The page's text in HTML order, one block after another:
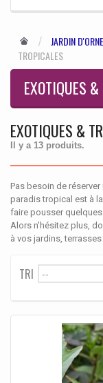
JARDIN
TROPICALES
EXOTIQUES
EXOTIQUES &
Il y a 13 produits.
Pas besoin de
paradis tropical est à
faire pousser
Alors n'hésitez plus,
à vos jardins,
TRI --